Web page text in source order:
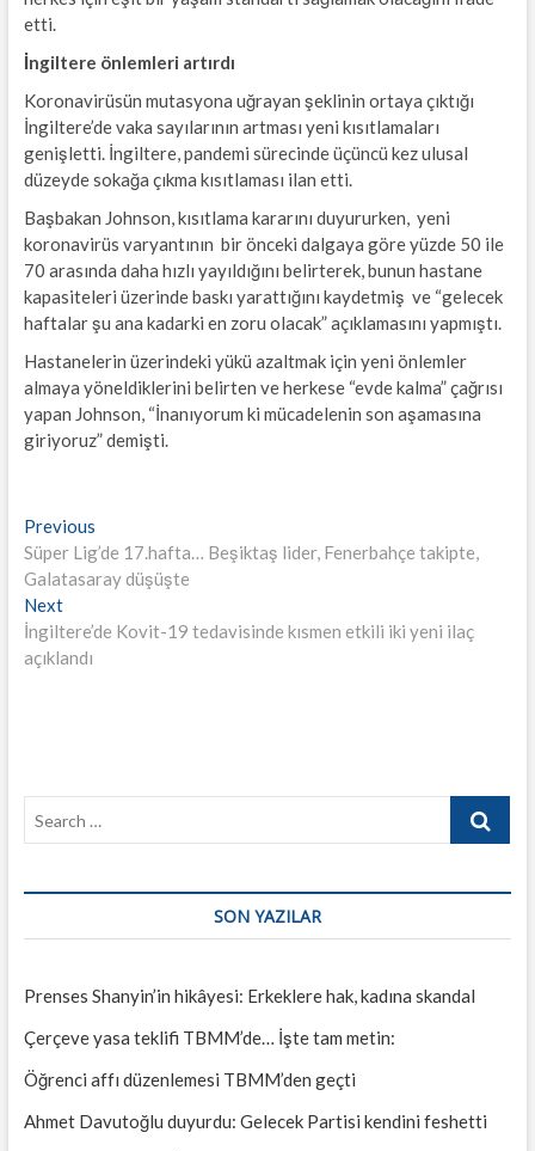
etti.
İngiltere önlemleri artırdı
Koronavirüsün mutasyona uğrayan şeklinin ortaya çıktığı
İngiltere’de vaka sayılarının artması yeni kısıtlamaları
genişletti. İngiltere, pandemi sürecinde üçüncü kez ulusal
düzeyde sokağa çıkma kısıtlaması ilan etti.
Başbakan Johnson, kısıtlama kararını duyururken, yeni
koronavirüs varyantının bir önceki dalgaya göre yüzde 50 ile
70 arasında daha hızlı yayıldığını belirterek, bunun hastane
kapasiteleri üzerinde baskı yarattığını kaydetmiş ve “gelecek
haftalar şu ana kadarki en zoru olacak” açıklamasını yapmıştı.
Hastanelerin üzerindeki yükü azaltmak için yeni önlemler
almaya yöneldiklerini belirten ve herkese “evde kalma” çağrısı
yapan Johnson, “İnanıyorum ki mücadelenin son aşamasına
giriyoruz” demişti.
Yazı
gezinmesi
PreviousPrevious
post:
Süper Lig’de 17.hafta… Beşiktaş lider, Fenerbahçe takipte,
Galatasaray düşüşte
NextNext
post:
İngiltere’de Kovit-19 tedavisinde kısmen etkili iki yeni ilaç
açıklandı
Search
SON YAZILAR
Prenses Shanyin’in hikâyesi: Erkeklere hak, kadına skandal
Çerçeve yasa teklifi TBMM’de… İşte tam metin:
Öğrenci affı düzenlemesi TBMM’den geçti
Ahmet Davutoğlu duyurdu: Gelecek Partisi kendini feshetti